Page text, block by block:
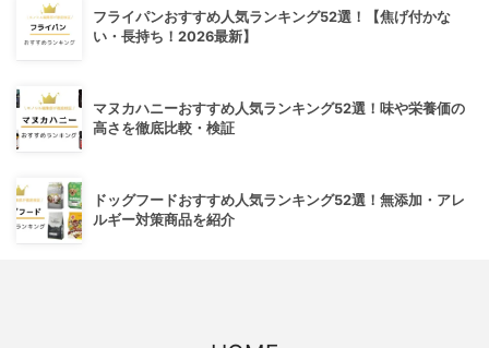
フライパンおすすめ人気ランキング52選！【焦げ付かな
い・長持ち！2026最新】
マヌカハニーおすすめ人気ランキング52選！味や栄養価の
高さを徹底比較・検証
ドッグフードおすすめ人気ランキング52選！無添加・アレ
ルギー対策商品を紹介